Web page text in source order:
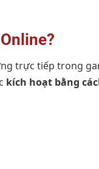
trực tiếp trong
kích hoạt bằng